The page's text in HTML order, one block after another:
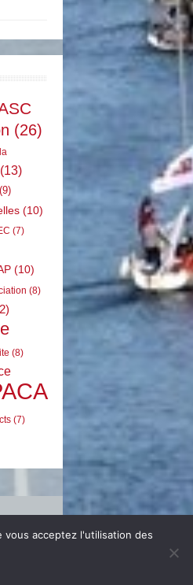
(26)
(13)
(9)
(10)
(7)
(10)
(8)
(8)
(7)
acceptez l'utilisation des